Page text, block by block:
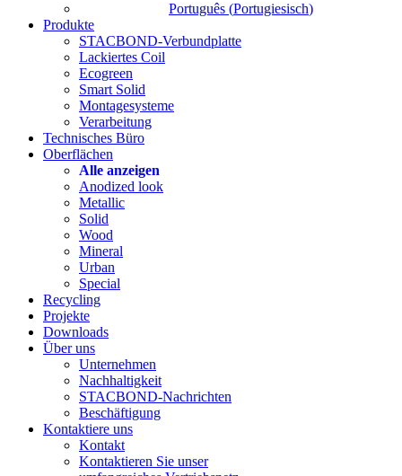
Português (Portugiesisch)
Produkte
STACBOND-Verbundplatte
Lackiertes Coil
Ecogreen
Smart Solid
Montagesysteme
Verarbeitung
Technisches Büro
Oberflächen
Alle anzeigen
Anodized look
Metallic
Solid
Wood
Mineral
Urban
Special
Recycling
Projekte
Downloads
Über uns
Unternehmen
Nachhaltigkeit
STACBOND-Nachrichten
Beschäftigung
Kontaktiere uns
Kontakt
Kontaktieren Sie unser